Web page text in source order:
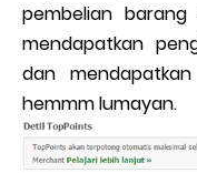
pembelian
mendapatkan
dan
hemmm lumayan.